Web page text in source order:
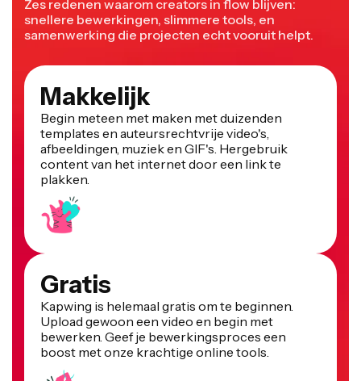
Zes redenen waarom creators in flow blijven:
snellere bewerkingen, slimmere tools, en
samenwerking die projecten echt vooruit helpt.
Makkelijk
Begin meteen met maken met duizenden
templates en auteursrechtvrije video's,
afbeeldingen, muziek en GIF's. Hergebruik
content van het internet door een link te
plakken.
Gratis
Kapwing is helemaal gratis om te beginnen.
Upload gewoon een video en begin met
bewerken. Geef je bewerkingsproces een
boost met onze krachtige online tools.